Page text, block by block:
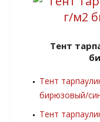
Тент
Тент
бирюзовый/
Тент